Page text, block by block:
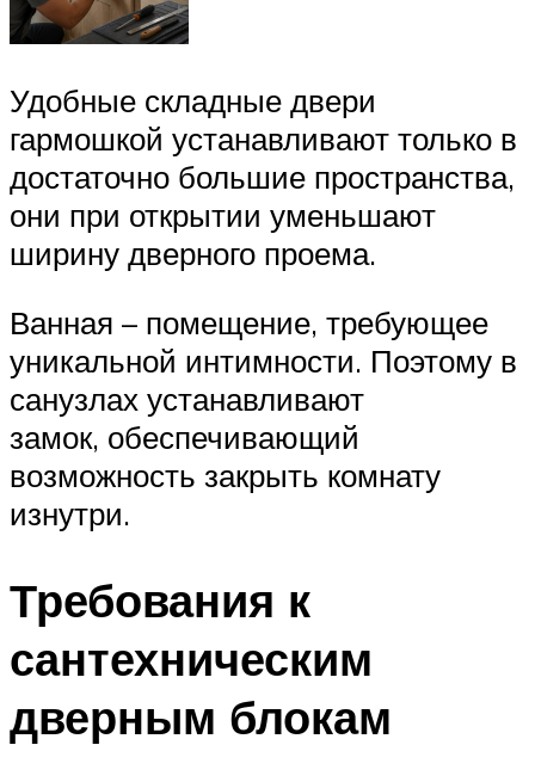
Удобные складные двери
гармошкой устанавливают только в
достаточно большие пространства,
они при открытии уменьшают
ширину дверного проема.
Ванная – помещение, требующее
уникальной интимности. Поэтому в
санузлах устанавливают
замок, обеспечивающий
возможность закрыть комнату
изнутри.
Требования к
сантехническим
дверным блокам